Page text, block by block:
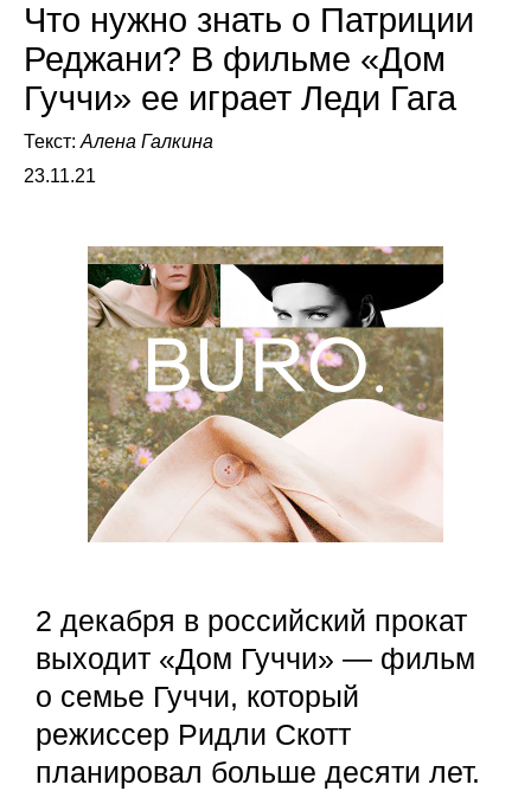
Что нужно знать о Патриции
Реджани? В фильме «Дом
Гуччи» ее играет Леди Гага
Текст: Алена Галкина
23.11.21
2 декабря в российский прокат
выходит «Дом Гуччи» — фильм
о семье Гуччи, который
режиссер Ридли Скотт
планировал больше десяти лет.